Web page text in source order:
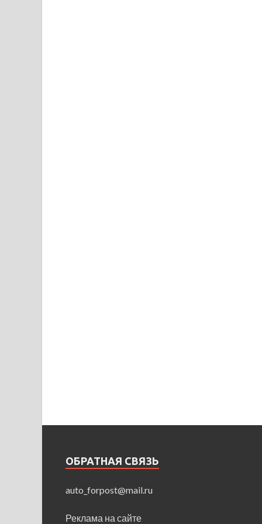
ОБРАТНАЯ СВЯЗЬ
auto_forpost@mail.ru
Реклама на сайте